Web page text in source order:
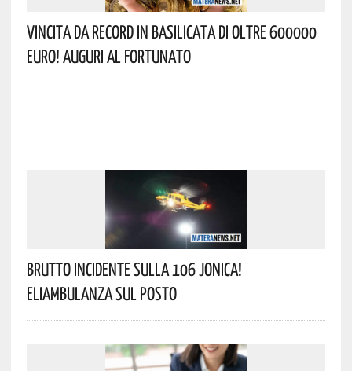
Vincita Da Record In Basilicata Di Oltre 600000
Euro! Auguri Al Fortunato
Brutto Incidente Sulla 106 Jonica!
Eliambulanza Sul Posto